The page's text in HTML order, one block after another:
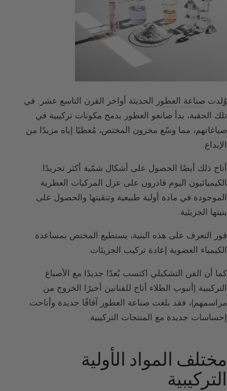
وُلدت صناعة العطور الحديثة أواخر القرن التاسع عشر. في
تلك الحقبة، بدأ صانعو العطور بدمج مكونات تركيبية في
صياغاتهم، مما وسّع مخزون المختص، مُعطيًا إياه مزيدًا من
الإبداع.
أتاح ذلك أيضًا الحصول على أشكال شمّية أكثر تجريدًا.
الكيميائيون اليوم قادرون على عزل المركبات العطرية
الموجودة في مادة أولية طبيعية وتنقيتها والحصول على
بنيتها الجزيئية.
فور التعرف على هذه البنية، يستطيع المختص بمساعدة
الكيمياء العضوية إعادة تركيب الجزيئات.
كما أن الفن التشكيلي اكتسب بُعدًا جديدًا مع الأصباغ
التركيبية (أنبوب الطلاء أتاح للفنانين أخيرًا الخروج من
مراسمهم)، فقد بلغت صناعة العطور آفاقًا جديدة وأتاحت
إحساسات جديدة مع المنتجات التركيبية.
مختلف المواد الأولية
التركيبية